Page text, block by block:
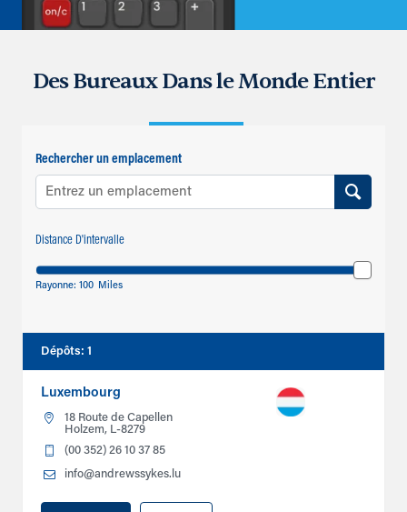
Des Bureaux Dans le Monde Entier
Rechercher un emplacement
Distance D'intervalle
Rayonne: 100 Miles
Dépôts: 1
Luxembourg
18 Route de Capellen
Holzem, L-8279
(00 352) 26 10 37 85
info@andrewssykes.lu